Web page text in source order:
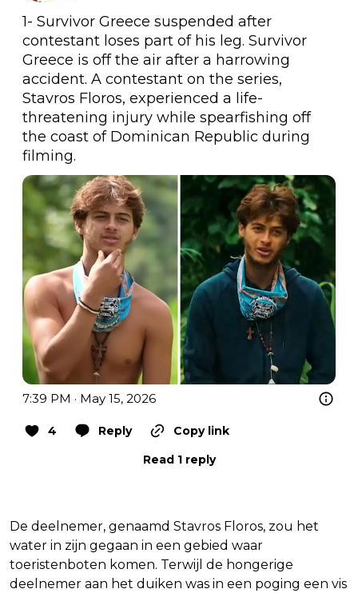
1- Survivor Greece suspended after
contestant loses part of his leg. Survivor
Greece is off the air after a harrowing
accident. A contestant on the series,
Stavros Floros, experienced a life-
threatening injury while spearfishing off
the coast of Dominican Republic during
filming.
7:39 PM · May 15, 2026
4 Reply
Copy link
Read 1 reply
De deelnemer, genaamd Stavros Floros, zou het
water in zijn gegaan in een gebied waar
toeristenboten komen. Terwijl de hongerige
deelnemer aan het duiken was in een poging een vis